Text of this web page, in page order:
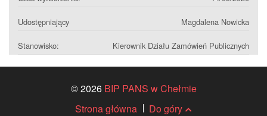
Udostępniający Magdalena Nowicka
Stanowisko: Kierownik Działu Zamówień Publicznych
© 2026 BIP PANS w Chełmie
Strona główna
Do góry